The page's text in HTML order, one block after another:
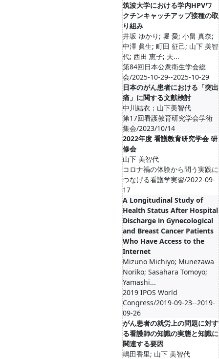
筑波大学における学内HPVワ
クチンキャッチアップ接種の取
り組み
井坂 ゆかり; 堀 愛; 小畠 真奈;
中澤 眞生; 町田 征己; 山下 美智
代; 西田 恵子; 天...
第84回日本公衆衛生学会総
会/2025-10-29--2025-10-29
日本のがん患者における「突出
痛」に関する文献検討
中川結衣；山下美智代
第17回看護教育研究学会学術
集会/2023/10/14
2022年度 看護教育研究学会 研
修会
山下 美智代
コロナ禍の体験から問う実践に
つなげる看護学実習/2022-09-
17
A Longitudinal Study of
Health Status After Hospital
Discharge in Gynecological
and Breast Cancer Patients
Who Have Access to the
Internet
Mizuno Michiyo; Munezawa
Noriko; Sasahara Tomoyo;
Yamashi...
2019 IPOS World
Congress/2019-09-23--2019-
09-26
がん患者の就労上の問題に対す
る看護師の知識の実態と知識に
関連する要因
嶋田香里; 山下 美智代